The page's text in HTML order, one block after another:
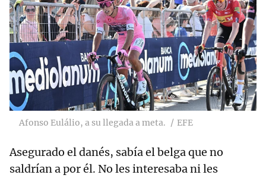
Afonso Eulálio, a su llegada a meta. EFE
Asegurado el danés, sabía el belga que no
saldrían a por él. No les interesaba ni les